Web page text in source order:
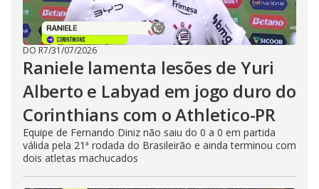
DO R7/31/07/2026
Raniele lamenta lesões de Yuri
Alberto e Labyad em jogo duro do
Corinthians com o Athletico-PR
Equipe de Fernando Diniz não saiu do 0 a 0 em partida
válida pela 21ª rodada do Brasileirão e ainda terminou com
dois atletas machucados